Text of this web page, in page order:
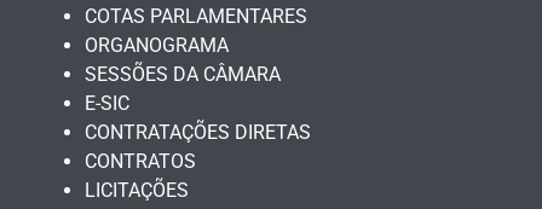
COTAS PARLAMENTARES
ORGANOGRAMA
SESSÕES DA CÂMARA
E-SIC
CONTRATAÇÕES DIRETAS
CONTRATOS
LICITAÇÕES